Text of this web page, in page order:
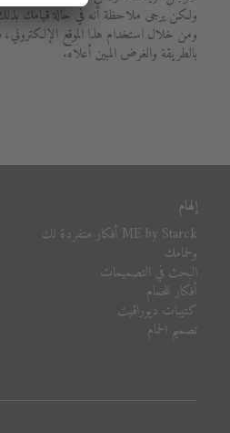
ولكن يرجى ملاحظة أنه في حالة قيامك
ومن خلال استخدام هذا الموقع الإلكتروني،
بالطريقة والغرض المبين أعلاه.
إلهام
ME by Starck أفكار متفردة لك
ولحمامك
البحث في التصميمات
أفكار للحمام
كتيبات ديوراڨيت
تصميم الحمام